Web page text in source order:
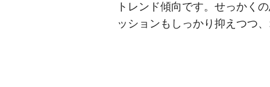
トレンド傾向です。せっかく
ッションもしっかり抑えつつ